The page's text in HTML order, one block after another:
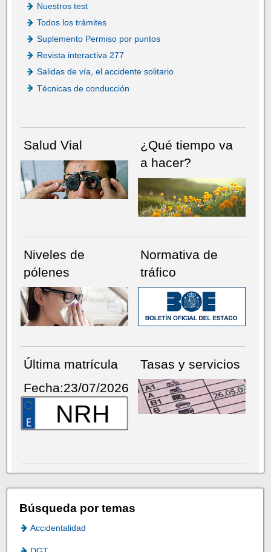
Nuestros test
Todos los trámites
Suplemento Permiso por puntos
Revista interactiva 277
Salidas de vía, el accidente solitario
Técnicas de conducción
Salud Vial
¿Qué tiempo va
a hacer?
Niveles de
pólenes
Normativa de
tráfico
Última matrícula
Fecha:23/07/2026
NRH
Tasas y servicios
Búsqueda por temas
Accidentalidad